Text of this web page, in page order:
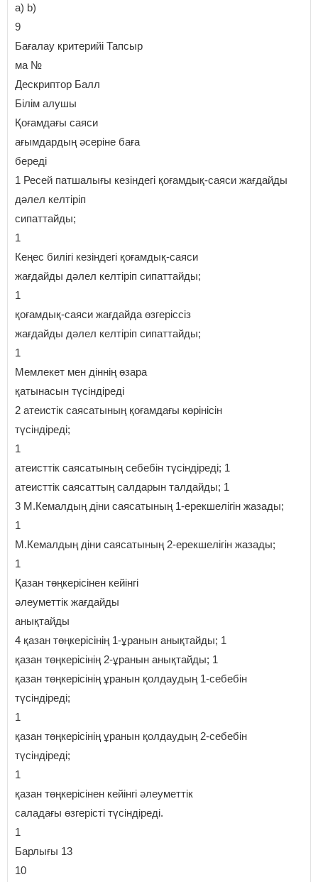
а) b)
9
Бағалау критерийі Тапсыр
ма №
Дескриптор Балл
Білім алушы
Қоғамдағы саяси
ағымдардың әсеріне баға
береді
1 Ресей патшалығы кезіндегі қоғамдық-саяси жағдайды
дәлел келтіріп
сипаттайды;
1
Кеңес билігі кезіндегі қоғамдық-саяси
жағдайды дәлел келтіріп сипаттайды;
1
қоғамдық-саяси жағдайда өзгеріссіз
жағдайды дәлел келтіріп сипаттайды;
1
Мемлекет мен діннің өзара
қатынасын түсіндіреді
2 атеистік саясатының қоғамдағы көрінісін
түсіндіреді;
1
атеисттік саясатының себебін түсіндіреді; 1
атеисттік саясаттың салдарын талдайды; 1
3 М.Кемалдың діни саясатының 1-ерекшелігін жазады;
1
М.Кемалдың діни саясатының 2-ерекшелігін жазады;
1
Қазан төңкерісінен кейінгі
әлеуметтік жағдайды
анықтайды
4 қазан төңкерісінің 1-ұранын анықтайды; 1
қазан төңкерісінің 2-ұранын анықтайды; 1
қазан төңкерісінің ұранын қолдаудың 1-себебін
түсіндіреді;
1
қазан төңкерісінің ұранын қолдаудың 2-себебін
түсіндіреді;
1
қазан төңкерісінен кейінгі әлеуметтік
саладағы өзгерісті түсіндіреді.
1
Барлығы 13
10